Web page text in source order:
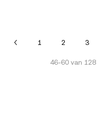
1 2 3
46-60 van 128